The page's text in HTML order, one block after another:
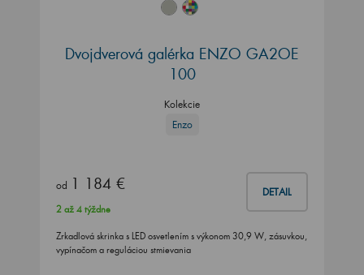
Dvojdverová galérka ENZO GA2OE
100
Kolekcie
Enzo
od 1 184 € DETAIL
2 až 4 týždne
Zrkadlová skrinka s LED osvetlením s výkonom 30,9 W, zásuvkou,
vypínačom a reguláciou stmievania